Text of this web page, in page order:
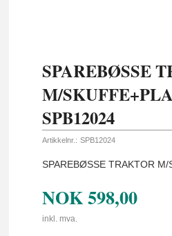
SPAREBØSSE
M/
SPB12024
Artikkelnr.: SPB12024
SPAREBØSSE TRAKTOR M/
NOK598,00
inkl. mva.